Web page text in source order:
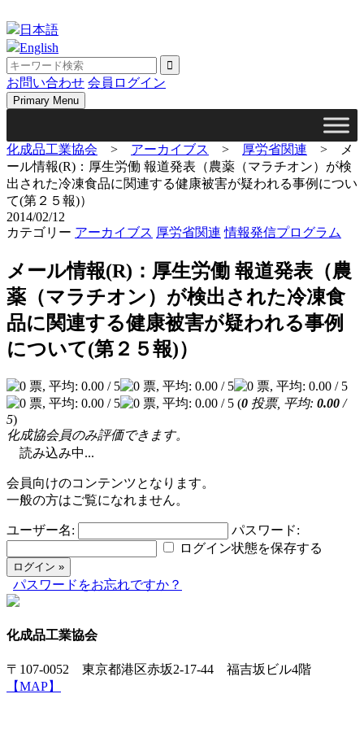
to
content
日本語
English
お問い合わせ 会員ログイン
Primary Menu
化成品工業協会 > アーカイブス > 厚労省関連 >
メ
ール情報(R)：厚生労働 報道発表（農薬（マラチオン）が検
出された冷凍食品に関連する健康被害が疑われる事例につい
て(第２５報)）
2014/02/12
カテゴリー アーカイブス 厚労省関連 情報発信プログラム
メール情報(R)：厚生労働 報道発表（農
薬（マラチオン）が検出された冷凍食
品に関連する健康被害が疑われる事例
について(第２５報)）
(0 投票, 平均: 0.00 /
5)
化成協会員のみ評価できます。
読み込み中...
会員向けのコンテンツとなります。
一般の方はご覧になれません。
ユーザー名:
パスワード:
ログイン状態を保存する
パスワードをお忘れですか？
化成品工業協会
〒107-0052 東京都港区赤坂2-17-44 福吉坂ビル4階
【MAP】